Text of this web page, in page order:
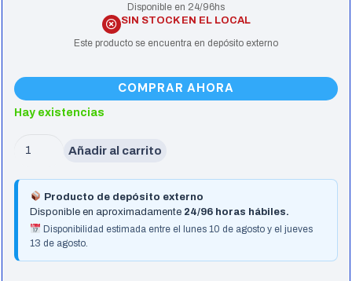
Disponible en 24/96hs
SIN STOCK EN EL LOCAL
Este producto se encuentra en depósito externo
COMPRAR AHORA
Hay existencias
Motherboard
(Am5)
B840M
D2H
cantidad
Añadir al carrito
Producto de depósito externo
Disponible en aproximadamente 24/96 horas hábiles.
Disponibilidad estimada entre el lunes 10 de agosto y el jueves
13 de agosto.